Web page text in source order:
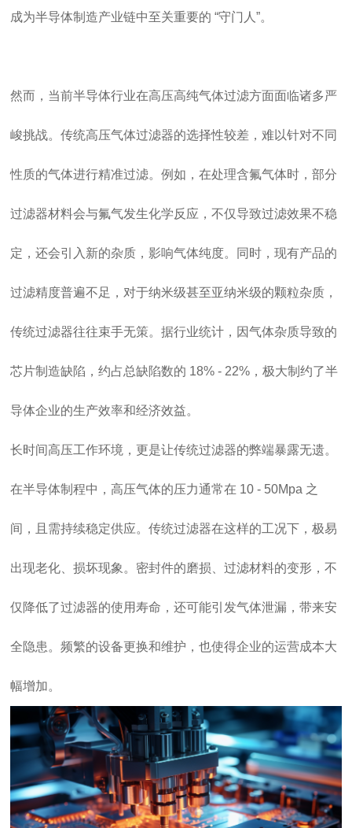
成为半导体制造产业链中至关重要的 “守门人”。
然而，当前半导体行业在高压高纯气体过滤方面面临诸多严
峻挑战。传统高压气体过滤器的选择性较差，难以针对不同
性质的气体进行精准过滤。例如，在处理含氟气体时，部分
过滤器材料会与氟气发生化学反应，不仅导致过滤效果不稳
定，还会引入新的杂质，影响气体纯度。同时，现有产品的
过滤精度普遍不足，对于纳米级甚至亚纳米级的颗粒杂质，
传统过滤器往往束手无策。据行业统计，因气体杂质导致的
芯片制造缺陷，约占总缺陷数的 18% - 22%，极大制约了半
导体企业的生产效率和经济效益。
长时间高压工作环境，更是让传统过滤器的弊端暴露无遗。
在半导体制程中，高压气体的压力通常在 10 - 50Mpa 之
间，且需持续稳定供应。传统过滤器在这样的工况下，极易
出现老化、损坏现象。密封件的磨损、过滤材料的变形，不
仅降低了过滤器的使用寿命，还可能引发气体泄漏，带来安
全隐患。频繁的设备更换和维护，也使得企业的运营成本大
幅增加。